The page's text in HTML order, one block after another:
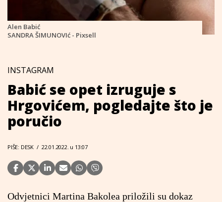
Alen Babić
SANDRA ŠIMUNOVIć - Pixsell
INSTAGRAM
Babić se opet izruguje s
Hrgovićem, pogledajte što je
poručio
PIŠE: DESK / 22.01.2022. u 13:07
Odvjetnici Martina Bakolea priložili su dokaz